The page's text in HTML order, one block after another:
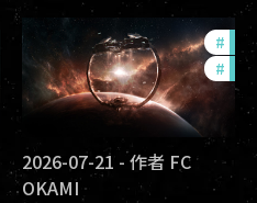
development-updates
community
#
#
2026-07-21 -作者 FC
OKAMI